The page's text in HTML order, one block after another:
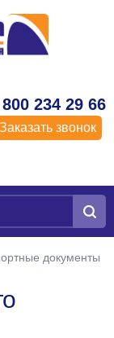
234 29 66
Заказать звонок
документы